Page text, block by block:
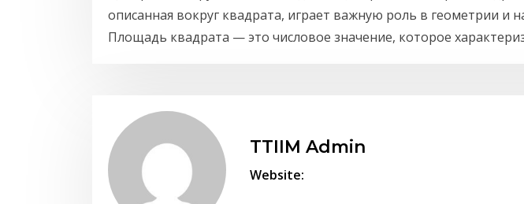
описанная вокруг квадрата, играет важную роль в геометрии и
Площадь квадрата — это числовое значение, которое
TTIIM Admin
Website: